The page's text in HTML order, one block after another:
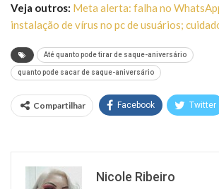
Veja outros: Meta alerta: falha no
instalação de vírus no pc de usuários;
Até quanto pode tirar de saque-aniversário
quanto pode sacar de saque-aniversário
Compartilhar Facebook Twitter
Nicole Ribeiro